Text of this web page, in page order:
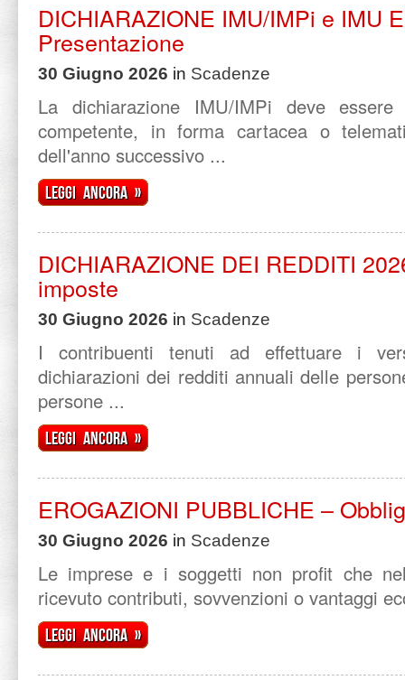
DICHIARAZIONE IMU/IMPi e IMU
Presentazione
30 Giugno 2026 in Scadenze
La dichiarazione IMU/IMPi deve
competente, in forma cartacea o
dell'anno successivo ...
Leggi ancora »
DICHIARAZIONE DEI REDDITI
imposte
30 Giugno 2026 in Scadenze
I contribuenti tenuti ad effettuare i
dichiarazioni dei redditi annuali delle
persone ...
Leggi ancora »
EROGAZIONI PUBBLICHE –
30 Giugno 2026 in Scadenze
Le imprese e i soggetti non profit che
ricevuto contributi, sovvenzioni o vantaggi
Leggi ancora »